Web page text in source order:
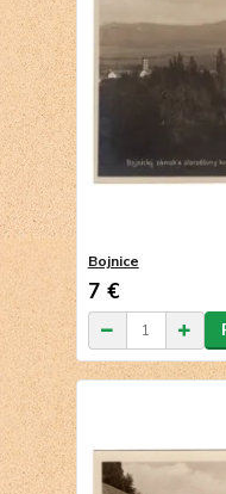
Bojnice
7 €